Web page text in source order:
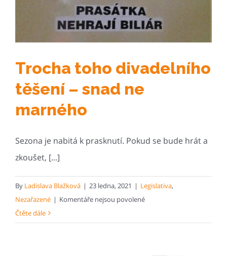
Trocha toho divadelního
těšení – snad ne
marného
Sezona je nabitá k prasknutí. Pokud se bude hrát a
zkoušet, [...]
By Ladislava Blažková | 23 ledna, 2021 | Legislativa,
Nezařazené | Komentáře nejsou povolenéu
s
Čtěte dále